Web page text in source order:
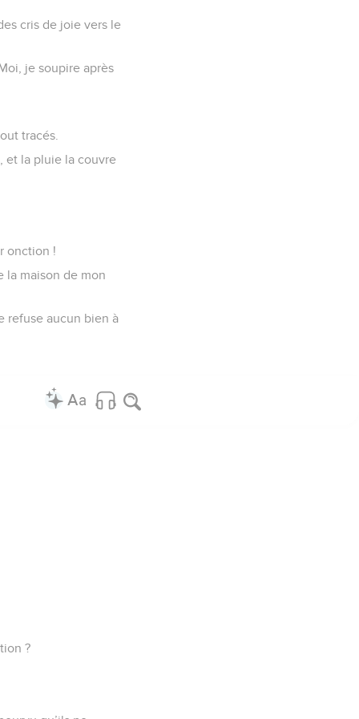
cris de joie vers le
je soupire après
tracés.
et la pluie la couvre
onction !
la maison de mon
refuse aucun bien à
?